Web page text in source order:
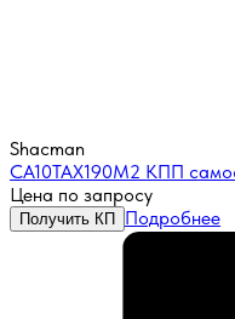
Shacman
CA10TAX190M2 КПП
Цена по запросу
Получить КП Подробнее